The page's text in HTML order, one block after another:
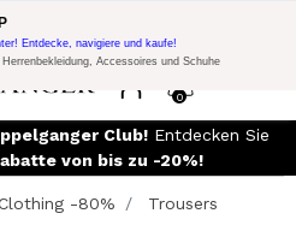
auf 300$ Einkauf mit Code:
0
Entdecke, navigiere und kaufe!
Accessoires und Schuhe
Club!Entdecken Sie
von bis zu -20%!
-80%
Trousers